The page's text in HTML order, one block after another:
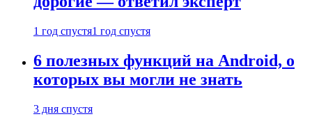
1 год спустя1 год спустя
6 полезных функций на Android, о
которых вы могли не знать
3 дня спустя